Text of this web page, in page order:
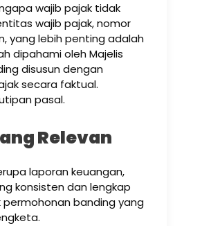
wajib pajak tidak
wajib pajak, nomor
yang lebih penting adalah
dipahami oleh Majelis
disusun dengan
secara faktual.
pasal.
Relevan
laporan keuangan,
konsisten dan lengkap
banding yang